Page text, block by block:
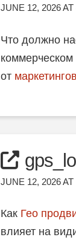
JUNE 12, 2026 AT
Что должно
от
JUNE 12, 2026 AT
Как Гео
влияет на